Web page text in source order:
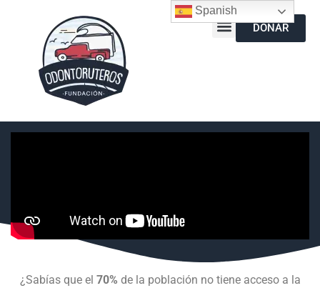
DONAR
¿Sabías que el 70% de la población no tiene acceso a la
Spanish